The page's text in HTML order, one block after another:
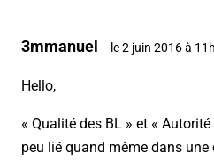
3mmanuel le 2 juin 2016 à
Hello,
« Qualité des BL » et «
peu lié quand même dans une